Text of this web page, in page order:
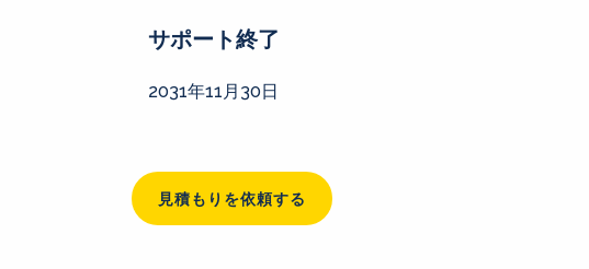
サポート終了
2031年11月30日
見積もりを依頼する